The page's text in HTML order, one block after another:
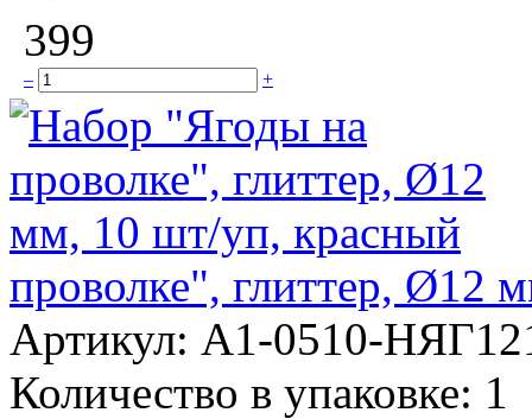
399
– +
проволке", глиттер, Ø12
Артикул: А1-0510-
Количество в упаковке: 1